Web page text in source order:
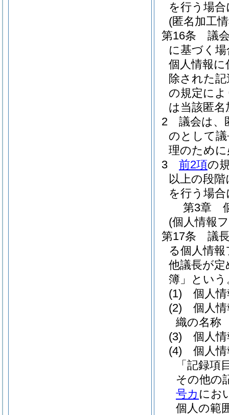
を行う場
(匿名加工
第16条
議
に基づく
個人情報
除された
の規定に
は当該匿
2
議会は、
のとして
理のため
3
前2項の
以上の段
を行う場
第3章
(個人情報
第17条
議
る個人情
他議長が
簿」という
(1)
個人
(2)
個人
織の名称
(3)
個人
(4)
個人
「記録項
その他の
号カ にお
個人の範